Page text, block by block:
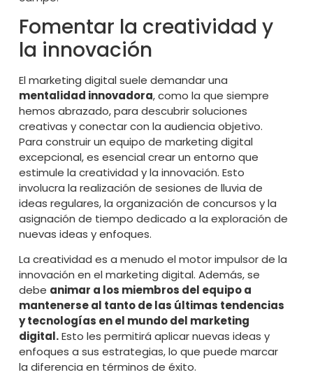
Fomentar la creatividad y
la innovación
El marketing digital suele demandar una
mentalidad innovadora, como la que siempre
hemos abrazado, para descubrir soluciones
creativas y conectar con la audiencia objetivo.
Para construir un equipo de marketing digital
excepcional, es esencial crear un entorno que
estimule la creatividad y la innovación. Esto
involucra la realización de sesiones de lluvia de
ideas regulares, la organización de concursos y la
asignación de tiempo dedicado a la exploración de
nuevas ideas y enfoques.
La creatividad es a menudo el motor impulsor de la
innovación en el marketing digital. Además, se
debe animar a los miembros del equipo a
mantenerse al tanto de las últimas tendencias
y tecnologías en el mundo del marketing
digital.Esto les permitirá aplicar nuevas ideas y
enfoques a sus estrategias, lo que puede marcar
la diferencia en términos de éxito.